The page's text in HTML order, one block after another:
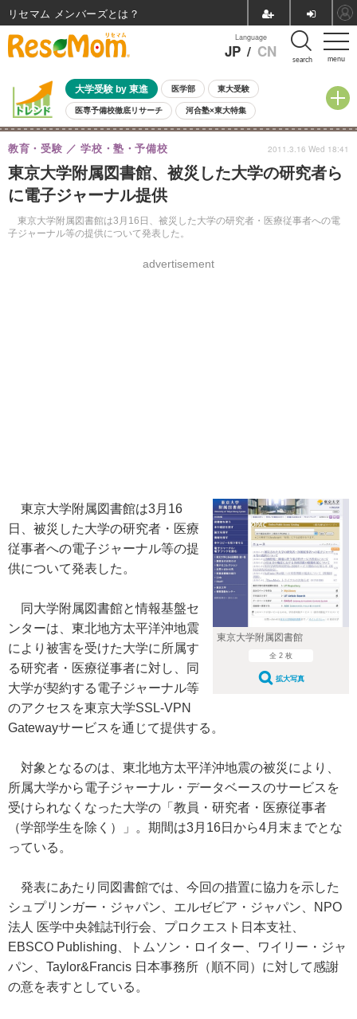
menu
Language
JP / CN search
大学受験 by 東進 医学部 東大受験
医専予備校徹底リサーチ 河合塾×東大特集
親子で考える大学選び 高校受験 中学受験 小学校受験
共通テスト 夏休み 8月開催学校説明会・相談会
8月開催イベント・WS 全国公立高校 過去問 人気記事
自由研究教材（小学生向け） 自由研究教材（中学生向け）
東京大学附属図書館、被災した大学の研究者ら
に電子ジャーナル提供
東京大学附属図書館は3月16日、被災した大学の研究者・医療従事者への電
子ジャーナル等の提供について発表した。
教育・受験 学校・塾・予備校
advertisement
2011.3.16 Wed 18:41
東京大学附属図書館
全 2 枚
拡大写真
東京大学附属図書館は3月16
日、被災した大学の研究者・医療
従事者への電子ジャーナル等の提
供について発表した。
同大学附属図書館と情報基盤セ
ンターは、東北地方太平洋沖地震
により被害を受けた大学に所属す
る研究者・医療従事者に対し、同
大学が契約する電子ジャーナル等
のアクセスを東京大学SSL-VPN
Gatewayサービスを通じて提供する。
対象となるのは、東北地方太平洋沖地震の被災により、
所属大学から電子ジャーナル・データベースのサービスを
受けられなくなった大学の「教員・研究者・医療従事者
（学部学生を除く）」。期間は3月16日から4月末までとな
っている。
発表にあたり同図書館では、今回の措置に協力を示した
シュプリンガー・ジャパン、エルゼビア・ジャパン、NPO
法人 医学中央雑誌刊行会、プロクエスト日本支社、
EBSCO Publishing、トムソン・ロイター、ワイリー・ジャ
パン、Taylor&Francis 日本事務所（順不同）に対して感謝
の意を表すとしている。
リセマム メンバーズ